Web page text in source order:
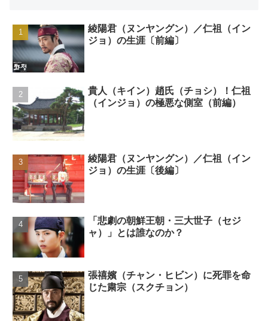
綾陽君（ヌンヤングン）／仁祖（イン
ジョ）の生涯〔前編〕
貴人（キイン）趙氏（チョシ）！仁祖
（インジョ）の極悪な側室（前編）
綾陽君（ヌンヤングン）／仁祖（イン
ジョ）の生涯〔後編〕
「悲劇の朝鮮王朝・三大世子（セジ
ャ）」とは誰なのか？
張禧嬪（チャン・ヒビン）に死罪を命
じた粛宗（スクチョン）